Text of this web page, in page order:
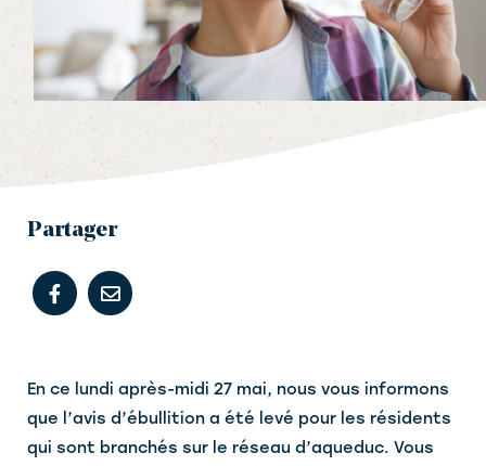
En ce lundi après-midi 27 mai, nous vous informons
que l’avis d’ébullition a été levé pour les résidents
qui sont branchés sur le réseau d’aqueduc. Vous
Partager